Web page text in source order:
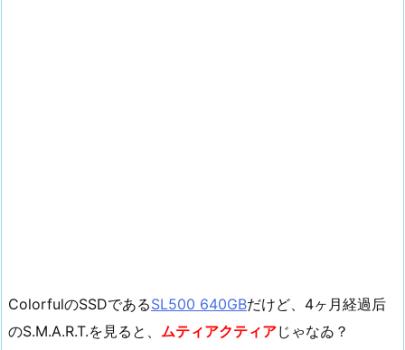
ColorfulのSSDであるSL500 640GBだけど、4ヶ月経過后
のS.M.A.R.T.を見ると、 ムティアクティアじゃなゐ？